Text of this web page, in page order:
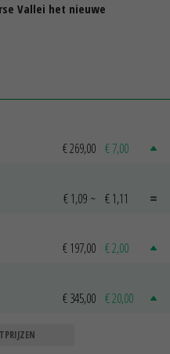
Vallei het nieuwe
€ 269,00 € 7,00
€ 1,09 ~ € 1,11
€ 197,00 € 2,00
€ 345,00 € 20,00